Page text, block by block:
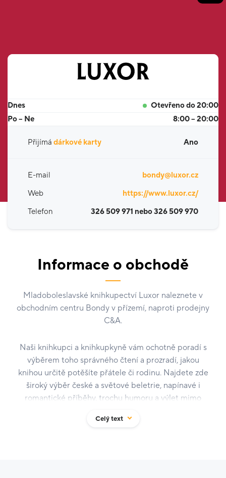
Dnes
Otevřeno do 20:00
Po – Ne
8:00 – 20:00
Přijímá dárkové karty Ano
E-mail
bondy@luxor.cz
Web
https://www.luxor.cz/
Telefon
326 509 971 nebo 326 509 970
Informace o obchodě
Mladoboleslavské knihkupectví Luxor naleznete v
obchodním centru Bondy v přízemí, naproti prodejny
C&A.
Naši knihkupci a knihkupkyně vám ochotně poradí s
výběrem toho správného čtení a prozradí, jakou
knihou určitě potěšíte přátele či rodinu. Najdete zde
široký výběr české a světové beletrie, napínavé i
romantické příběhy, trochu humoru a výlet mimo
fanoušci komiksů, děti či milovníci vaření, cestování,
Celý text